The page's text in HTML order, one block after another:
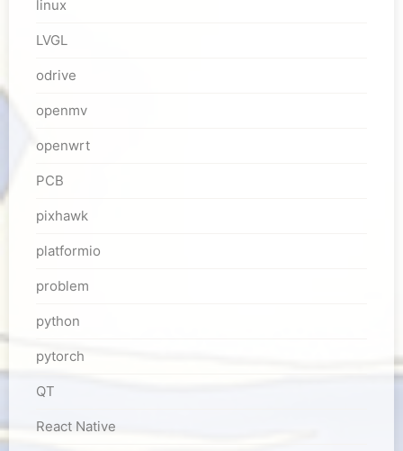
linux
LVGL
odrive
openmv
openwrt
PCB
pixhawk
platformio
problem
python
pytorch
QT
React Native